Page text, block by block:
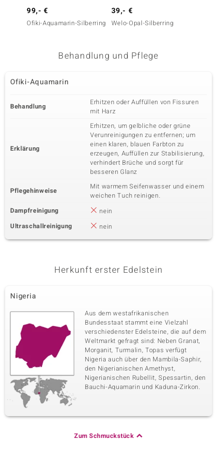
99,- €
Ofiki-Aquamarin-Silberring
39,- €
Welo-Opal-Silberring
Behandlung und Pflege
Ofiki-Aquamarin
Behandlung
Erhitzen oder Auffüllen von Fissuren
mit Harz
Erklärung
Erhitzen, um gelbliche oder grüne
Verunreinigungen zu entfernen; um
einen klaren, blauen Farbton zu
erzeugen, Auffüllen zur Stabilisierung,
verhindert Brüche und sorgt für
besseren Glanz
Pflegehinweise
Mit warmem Seifenwasser und einem
weichen Tuch reinigen.
Dampfreinigung
nein
Ultraschallreinigung
nein
Herkunft erster Edelstein
Nigeria
Aus dem westafrikanischen
Bundesstaat stammt eine Vielzahl
verschiedenster Edelsteine, die auf dem
Weltmarkt gefragt sind: Neben Granat,
Morganit, Turmalin, Topas verfügt
Nigeria auch über den Mambila-Saphir,
den Nigerianischen Amethyst,
Nigerianischen Rubellit, Spessartin, den
Bauchi-Aquamarin und Kaduna-Zirkon.
Zum Schmuckstück